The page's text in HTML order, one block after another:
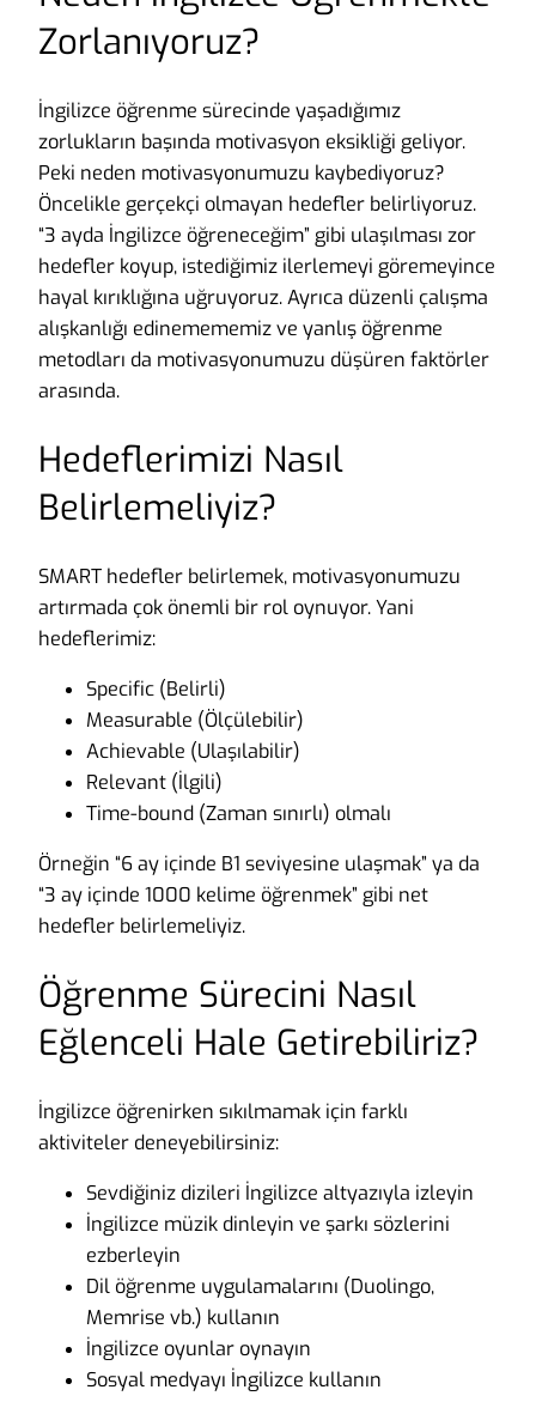
Zorlanıyoruz?
İngilizce öğrenme sürecinde yaşadığımız
zorlukların başında motivasyon eksikliği geliyor.
Peki neden motivasyonumuzu kaybediyoruz?
Öncelikle gerçekçi olmayan hedefler belirliyoruz.
“3 ayda İngilizce öğreneceğim” gibi ulaşılması zor
hedefler koyup, istediğimiz ilerlemeyi göremeyince
hayal kırıklığına uğruyoruz. Ayrıca düzenli çalışma
alışkanlığı edinemememiz ve yanlış öğrenme
metodları da motivasyonumuzu düşüren faktörler
arasında.
Hedeflerimizi Nasıl
Belirlemeliyiz?
SMART hedefler belirlemek, motivasyonumuzu
artırmada çok önemli bir rol oynuyor. Yani
hedeflerimiz:
Specific (Belirli)
Measurable (Ölçülebilir)
Achievable (Ulaşılabilir)
Relevant (İlgili)
Time-bound (Zaman sınırlı) olmalı
Örneğin “6 ay içinde B1 seviyesine ulaşmak” ya da
“3 ay içinde 1000 kelime öğrenmek” gibi net
hedefler belirlemeliyiz.
Öğrenme Sürecini Nasıl
Eğlenceli Hale Getirebiliriz?
İngilizce öğrenirken sıkılmamak için farklı
aktiviteler deneyebilirsiniz:
Sevdiğiniz dizileri İngilizce altyazıyla izleyin
İngilizce müzik dinleyin ve şarkı sözlerini
ezberleyin
Dil öğrenme uygulamalarını (Duolingo,
Memrise vb.) kullanın
İngilizce oyunlar oynayın
Sosyal medyayı İngilizce kullanın